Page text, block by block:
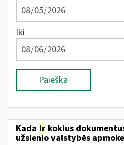
Iki
Paieška
Kada ir kokius
užsienio valstybės